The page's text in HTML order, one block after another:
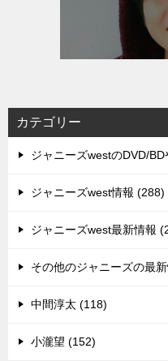
カテゴリー
ジャニーズwestのDVD/
ジャニーズwest情報 (288)
ジャニーズwest最新情報
その他のジャニーズの最
中間淳太 (118)
小瀧望 (152)